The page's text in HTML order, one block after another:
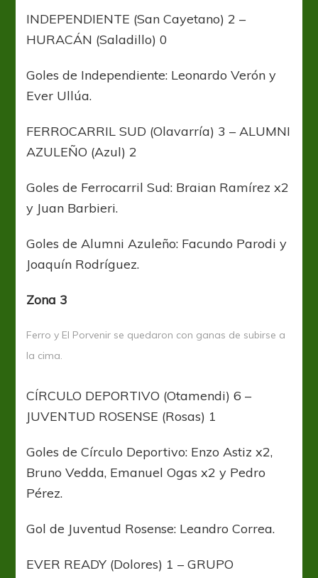
INDEPENDIENTE (San Cayetano) 2 –
HURACÁN (Saladillo) 0
Goles de Independiente: Leonardo Verón y
Ever Ullúa.
FERROCARRIL SUD (Olavarría) 3 – ALUMNI
AZULEÑO (Azul) 2
Goles de Ferrocarril Sud: Braian Ramírez x2
y Juan Barbieri.
Goles de Alumni Azuleño: Facundo Parodi y
Joaquín Rodríguez.
Zona 3
Ferro y El Porvenir se quedaron con ganas de subirse a
la cima.
CÍRCULO DEPORTIVO (Otamendi) 6 –
JUVENTUD ROSENSE (Rosas) 1
Goles de Círculo Deportivo: Enzo Astiz x2,
Bruno Vedda, Emanuel Ogas x2 y Pedro
Pérez.
Gol de Juventud Rosense: Leandro Correa.
EVER READY (Dolores) 1 – GRUPO